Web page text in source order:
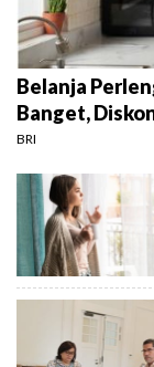
Belanja
Banget,
BRI